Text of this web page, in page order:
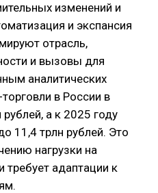
изменений и
и экспансия
отрасль,
и вызовы для
аналитических
в России в
а к 2025 году
11,4 трлн рублей. Это
нагрузки на
требует адаптации к